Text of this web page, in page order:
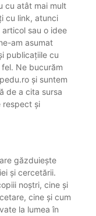
cu atât mai mult
cu link, atunci
sau o idee
am asumat
publicațiile cu
Ne bucurăm
și suntem
de a cita sursa
respect și
găzduiește
și cercetării.
noștri, cine și
cine și cum
la lumea în